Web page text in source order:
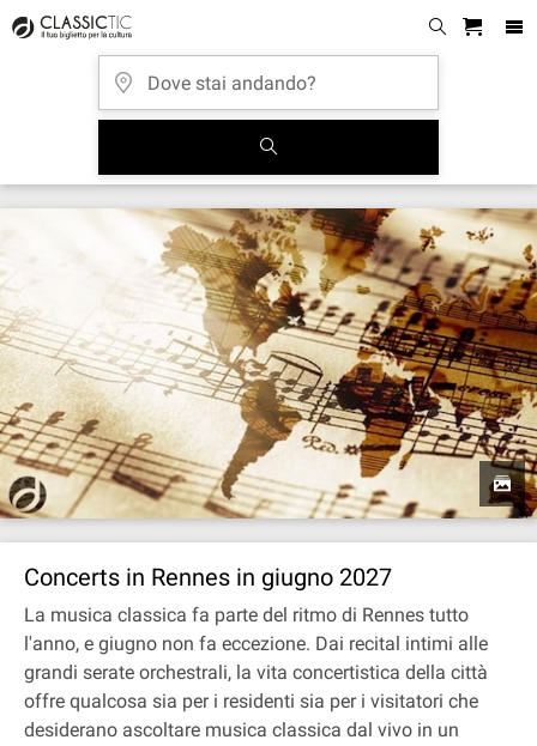
Concerts in Rennes in giugno 2027
La musica classica fa parte del ritmo di Rennes tutto
l'anno, e giugno non fa eccezione. Dai recital intimi alle
grandi serate orchestrali, la vita concertistica della città
offre qualcosa sia per i residenti sia per i visitatori che
desiderano ascoltare musica classica dal vivo in un